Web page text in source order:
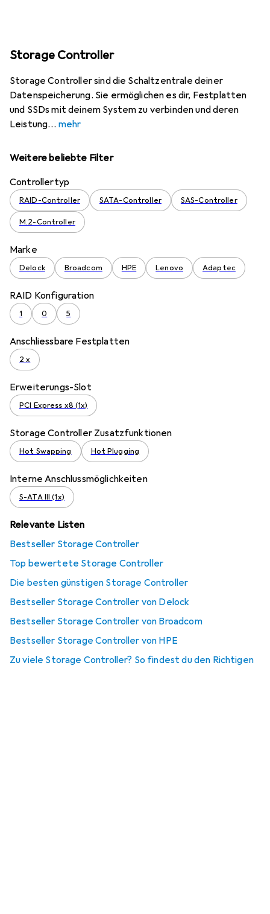
Storage Controller
Storage Controller sind die Schaltzentrale deiner
Datenspeicherung. Sie ermöglichen es dir, Festplatten
und SSDs mit deinem System zu verbinden und deren
Leistung
mehr
Weitere beliebte Filter
Controllertyp
RAID-Controller SATA-Controller SAS-Controller
M.2-Controller
Marke
Delock Broadcom HPE Lenovo Adaptec
RAID Konfiguration
1 0 5
Anschliessbare Festplatten
2 x
Erweiterungs-Slot
PCI Express x8 (1x)
Storage Controller Zusatzfunktionen
Hot Swapping Hot Plugging
Interne Anschlussmöglichkeiten
S-ATA III (1x)
Relevante Listen
Bestseller Storage Controller
Top bewertete Storage Controller
Die besten günstigen Storage Controller
Bestseller Storage Controller von Delock
Bestseller Storage Controller von Broadcom
Bestseller Storage Controller von HPE
Zu viele Storage Controller? So findest du den Richtigen